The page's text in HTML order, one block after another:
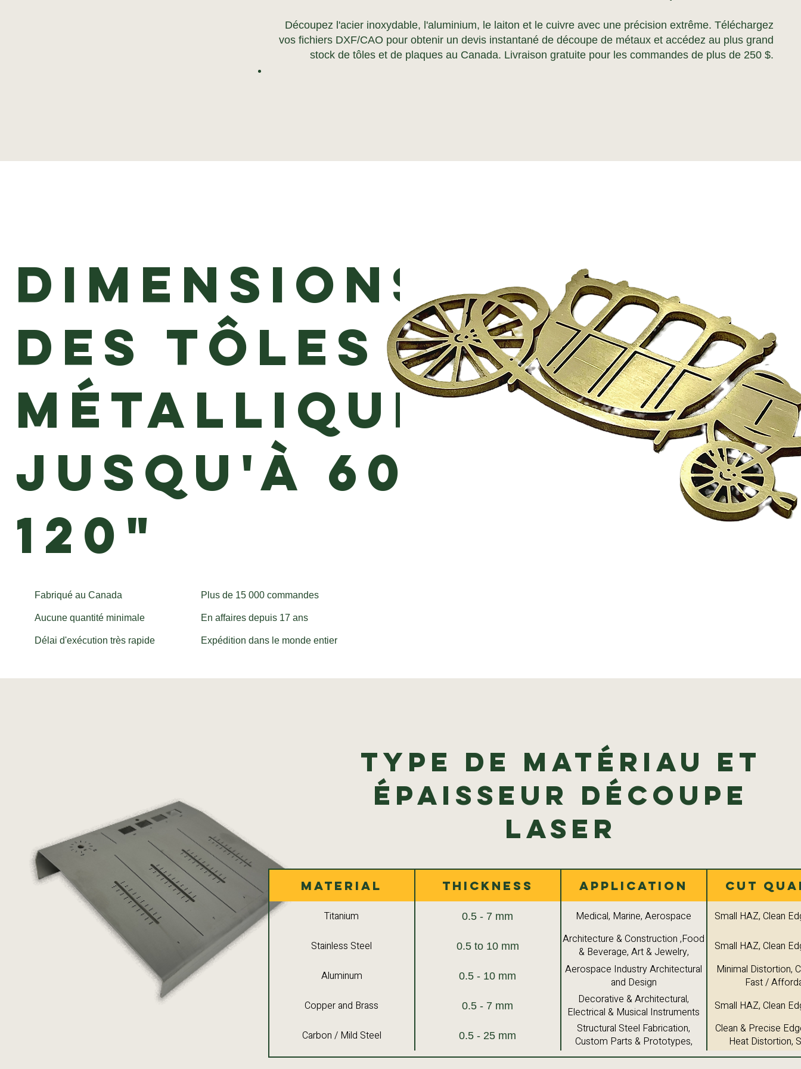
Découpez l'acier inoxydable, l'aluminium, le laiton et le cuivre avec une précision extrême. Téléchargez
vos fichiers DXF/CAO pour obtenir un devis instantané de découpe de métaux et accédez au plus grand
stock de tôles et de plaques au Canada. Livraison gratuite pour les commandes de plus de 250 $.
Dimensions
des tôles
métalliques
jusqu'à 60" x
120"
Fabriqué au Canada
Aucune quantité minimale
Délai d'exécution très rapide
Plus de 15 000 commandes
En affaires depuis 17 ans
Expédition dans le monde entier
Type de matériau et
épaisseur Découpe
laser
Material Thickness Application Cut
Titanium 0.5 - 7 mm Medical, Marine, Aerospace Small HAZ, Clean
Stainless Steel 0.5 to 10 mm
Architecture & Construction ,Food
& Beverage, Art & Jewelry,
Industrial Components
Small HAZ, Clean
Aluminum 0.5 - 10 mm
Aerospace Industry Architectural
and Design
Minimal Distortion,
Fast /
Copper and Brass
0.5 - 7 mm
Decorative & Architectural,
Electrical & Musical Instruments
Small HAZ, Clean
Carbon / Mild Steel 0.5 - 25 mm
Structural Steel Fabrication,
Custom Parts & Prototypes,
Machine Components
Clean & Precise
Heat Distortion,
Versatility